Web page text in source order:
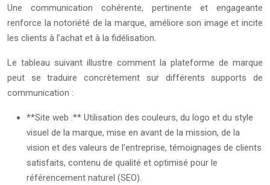
Une communication cohérente, pertinente et engageante
renforce la notoriété de la marque, améliore son image et incite
les clients à l’achat et à la fidélisation.
Le tableau suivant illustre comment la plateforme de marque
peut se traduire concrètement sur différents supports de
communication :
**Site web :** Utilisation des couleurs, du logo et du style
visuel de la marque, mise en avant de la mission, de la
vision et des valeurs de l’entreprise, témoignages de clients
satisfaits, contenu de qualité et optimisé pour le
référencement naturel (SEO).